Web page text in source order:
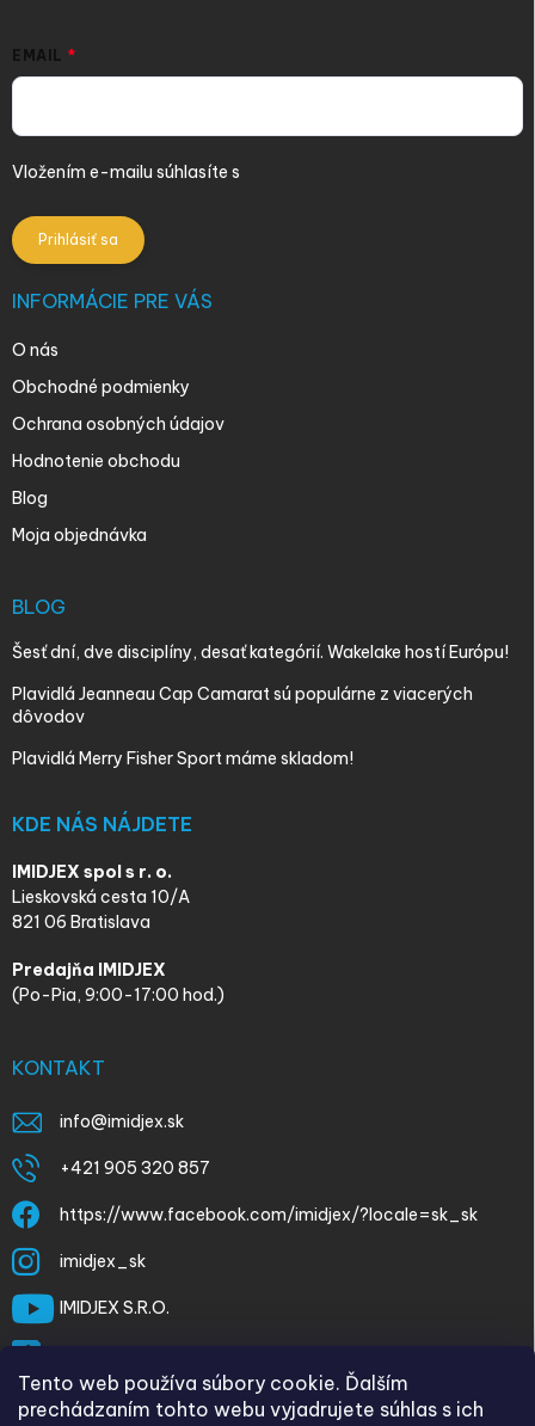
Tento web používa súbory cookie. Ďalším
prechádzaním tohto webu vyjadrujete súhlas s ich
EMAIL
Vložením e-mailu súhlasíte s
Prihlásiť sa
INFORMÁCIE PRE VÁS
O nás
Obchodné podmienky
Ochrana osobných údajov
Hodnotenie obchodu
Blog
Moja objednávka
BLOG
Šesť dní, dve disciplíny, desať kategórií. Wakelake hostí Európu!
Plavidlá Jeanneau Cap Camarat sú populárne z viacerých
dôvodov
Plavidlá Merry Fisher Sport máme skladom!
KDE NÁS NÁJDETE
IMIDJEX spol s r. o.
Lieskovská cesta 10/A
821 06 Bratislava
Predajňa IMIDJEX
(Po-Pia, 9:00-17:00 hod.)
KONTAKT
info@imidjex.sk
+421 905 320 857
https://www.facebook.com/imidjex/?locale=sk_sk
imidjex_sk
IMIDJEX S.R.O.